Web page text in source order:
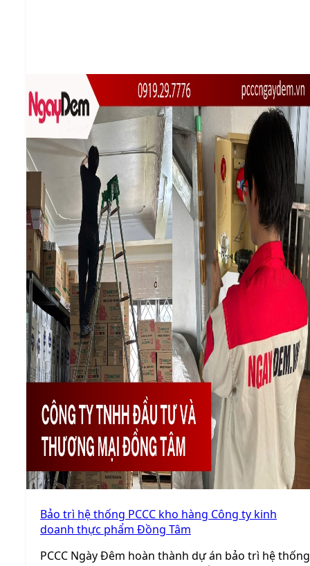
Bảo trì hệ thống PCCC kho hàng Công ty kinh
doanh thực phẩm Đồng Tâm
PCCC Ngày Đêm hoàn thành dự án bảo trì hệ thống